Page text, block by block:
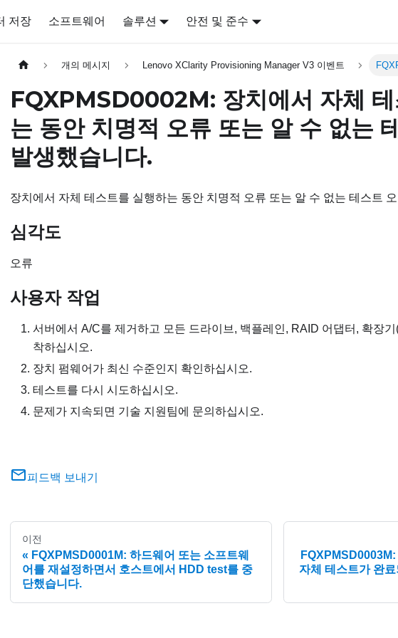
저장 소프트웨어 솔루션 안전 및 준수
개의 메시지 Lenovo XClarity Provisioning Manager V3 이벤트
FQXPMSD0002M: 장치에서 자체
는 동안 치명적 오류 또는 알 수 없는
발생했습니다.
장치에서 자체 테스트를 실행하는 동안 치명적 오류 또는 알 수 없는 테스트
심각도
오류
사용자 작업
서버에서 A/C를 제거하고 모든 드라이브, 백플레인, RAID 어댑터, 확장
착하십시오.
장치 펌웨어가 최신 수준인지 확인하십시오.
테스트를 다시 시도하십시오.
문제가 지속되면 기술 지원팀에 문의하십시오.
피드백 보내기
이전
FQXPMSD0001M: 하드웨어 또는 소프트웨
어를 재설정하면서 호스트에서 HDD test를 중
단했습니다.
자체 테스트가 완